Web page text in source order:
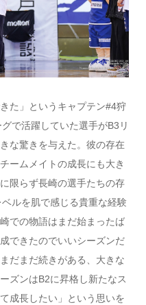
た」というキャプテン#4狩
で活躍していた選手がB3リ
な驚きを与えた。彼の存在
ームメイトの成長にも大き
限らず長崎の選手たちの存
ルを肌で感じる貴重な経験
での物語はまだ始まったば
できたのでいいシーズンだ
だまだ続きがある、大きな
ズンはB2に昇格し新たなス
成長したい」という思いを